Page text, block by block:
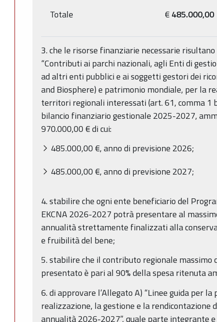
Totale €485.000,00
3. che le risorse finanziarie necessarie
“Contributi ai parchi nazionali, agli Enti di
ad altri enti pubblici e ai soggetti gestori dei
and Biosphere) e patrimonio mondiale, per la
territori regionali interessati (art. 61, comma 1
bilancio finanziario gestionale 2025-2027,
970.000,00 € di cui:
485.000,00 €, anno di previsione 2026;
485.000,00 €, anno di previsione 2027;
4. stabilire che ogni ente beneficiario del
EKCNA 2026-2027 potrà presentare al
annualità strettamente finalizzati alla
e fruibilità del bene;
5. stabilire che il contributo regionale massimo
presentato è pari al 90% della spesa ritenuta
6. di approvare l’Allegato A) “Linee guida per
realizzazione, la gestione e la
annualità 2026-2027”, quale parte integrante